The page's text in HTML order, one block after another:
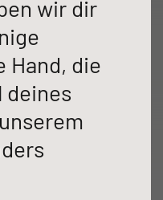
wir dir
Hand, die
deines